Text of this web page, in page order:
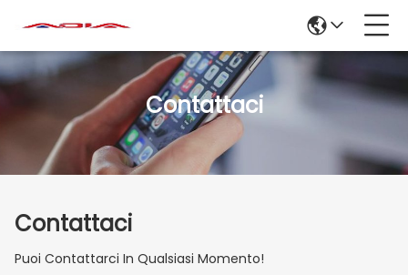
Contattaci
Contattaci
Puoi Contattarci In Qualsiasi Momento!